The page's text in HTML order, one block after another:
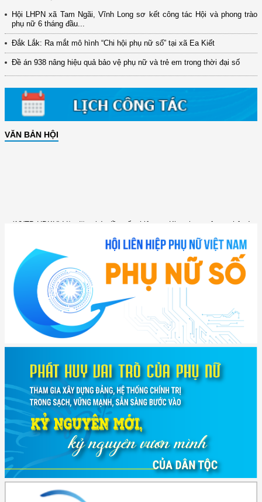
Hội LHPN xã Tam Ngãi, Vĩnh Long sơ kết công tác Hội và phong trào
phụ nữ 6 tháng đầu...
Đắk Lắk: Ra mắt mô hình “Chi hội phụ nữ số” tại xã Ea Kiết
Đề án 938 nâng hiệu quả bảo vệ phụ nữ và trẻ em trong thời đại số
VĂN BẢN HỘI
đổi mới ...
(898/KH/ĐCT) Kế hoạch thực hiện Quyết định số 2415/QĐ-TTg ngày
31/10/2025 ...
(417/QĐ-BNNMT) Quyết định phê duyệt Chương trình mục tiêu quốc gia
xây dựng ...
(891/KH-ĐCT) Kế hoạch thực hiện Nghị quyết số 72-NQ/TW ngày
9/9/2025 của Bộ ...
(2415/QĐ-TTg) Quyết định về việc phê duyệt Đề án Hỗ trợ Phụ nữ khởi